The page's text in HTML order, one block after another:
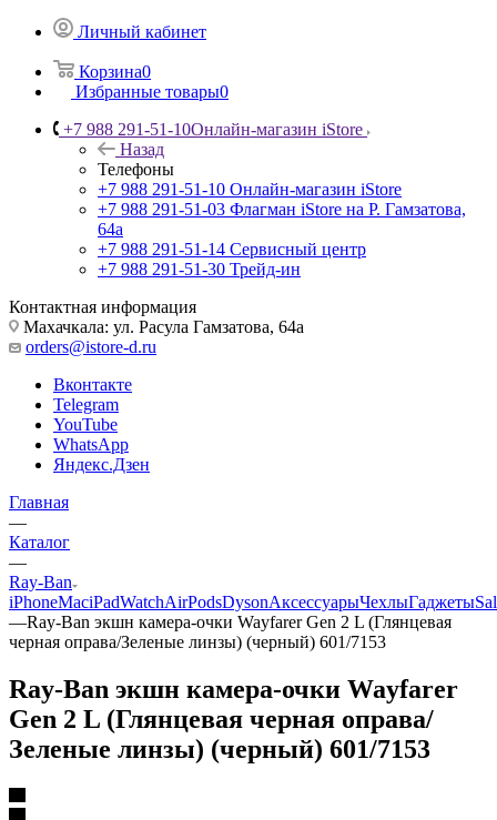
Личный кабинет
Корзина0
Избранные товары0
+7 988 291-51-10Онлайн-магазин iStore
Назад
Телефоны
+7 988 291-51-10 Онлайн-магазин iStore
+7 988 291-51-03 Флагман iStore на Р. Гамзатова,
64а
+7 988 291-51-14 Сервисный центр
+7 988 291-51-30 Трейд-ин
Контактная информация
Махачкала: ул. Расула Гамзатова, 64а
orders@istore-d.ru
Вконтакте
Telegram
YouTube
WhatsApp
Яндекс.Дзен
Главная
—
Каталог
—
Ray-Ban
iPhoneMaciPadWatchAirPodsDysonАксессуарыЧехлыГаджеты
—Ray-Ban экшн камера-очки Wayfarer Gen 2 L (Глянцевая
черная оправа/Зеленые линзы) (черный) 601/7153
Ray-Ban экшн камера-очки Wayfarer
Gen 2 L (Глянцевая черная оправа/
Зеленые линзы) (черный) 601/7153